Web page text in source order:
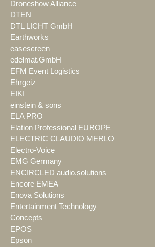
Droneshow Alliance
DTEN
DTL LICHT GmbH
Earthworks
easescreen
edelmat.GmbH
EFM Event Logistics
Ehrgeiz
EIKI
einstein & sons
ELA PRO
Elation Professional EUROPE
ELECTRIC CLAUDIO MERLO
Electro-Voice
EMG Germany
ENCIRCLED audio.solutions
Encore EMEA
Enova Solutions
Entertainment Technology
Concepts
EPOS
Epson